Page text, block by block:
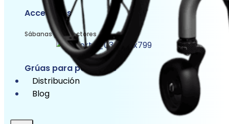
Accesorios
Sábanas y protectores
Grúas para pacientes
Distribución
Blog